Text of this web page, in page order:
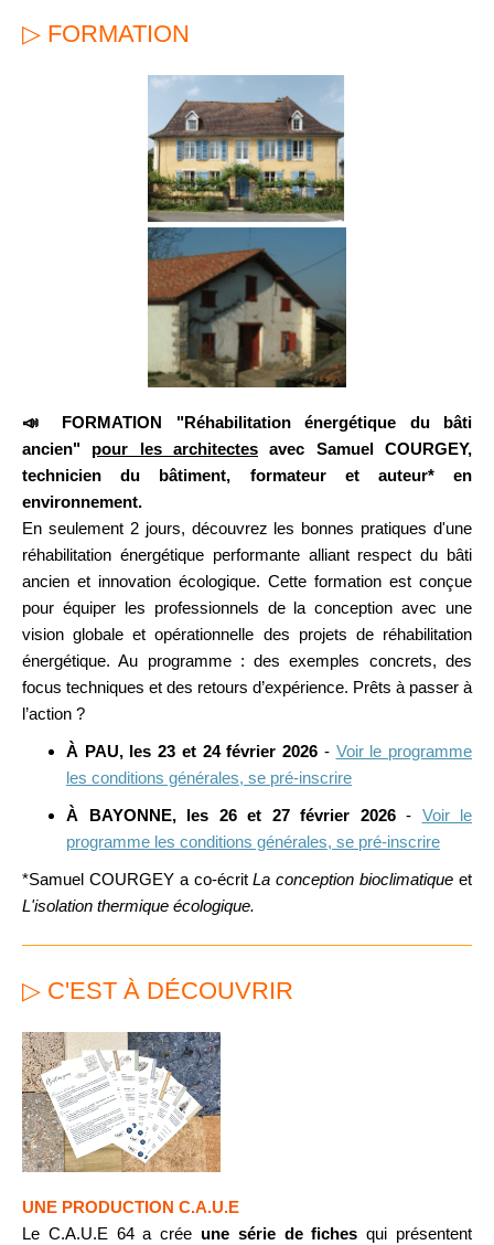
▷ FORMATION
📣 FORMATION "Réhabilitation énergétique du bâti
ancien" pour les architectes avec Samuel COURGEY,
technicien du bâtiment, formateur et auteur* en
environnement.
En seulement 2 jours, découvrez les bonnes pratiques d'une
réhabilitation énergétique performante alliant respect du bâti
ancien et innovation écologique. Cette formation est conçue
pour équiper les professionnels de la conception avec une
vision globale et opérationnelle des projets de réhabilitation
énergétique. Au programme : des exemples concrets, des
focus techniques et des retours d’expérience. Prêts à passer à
l’action ?
À PAU, les 23 et 24 février 2026 - Voir le programme
les conditions générales, se pré-inscrire
À BAYONNE, les 26 et 27 février 2026- Voir le
programme les conditions générales, se pré-inscrire
*Samuel COURGEY a co-écritLa conception bioclimatique et
L'isolation thermique écologique.
▷ C'EST À DÉCOUVRIR
UNE PRODUCTION C.A.U.E
Le C.A.U.E 64 a crée une série de fiches qui présentent